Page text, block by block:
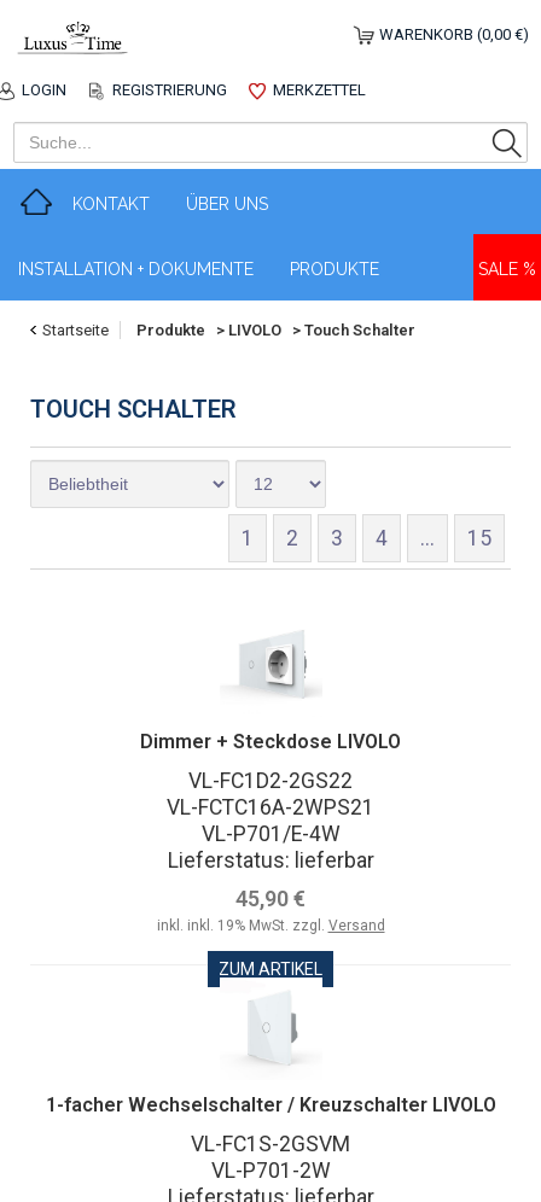
LOGIN REGISTRIERUNG MERKZETTEL
WARENKORB (0,00 €)
KONTAKT ÜBER UNS
INSTALLATION + DOKUMENTE PRODUKTE SALE %
Startseite Produkte > LIVOLO > Touch Schalter
TOUCH SCHALTER
1 2 3 4 ... 15
Dimmer + Steckdose LIVOLO
VL-FC1D2-2GS22
VL-FCTC16A-2WPS21
VL-P701/E-4W
Lieferstatus: lieferbar
45,90 €
inkl. inkl. 19% MwSt. zzgl. Versand
ZUM ARTIKEL
1-facher Wechselschalter / Kreuzschalter LIVOLO
VL-FC1S-2GSVM
VL-P701-2W
Lieferstatus: lieferbar